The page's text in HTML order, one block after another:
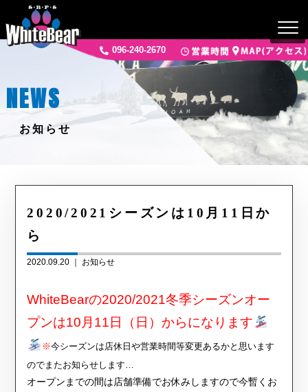
096-240-2670
NEWS
お知らせ
2020/2021シーズンは10月11日か
ら
2020.09.20 ｜ お知らせ
WhiteBearの2020/2021冬季シーズンオー
プンは10月11日（日）からになります
※今シーズンは店休日や営業時間等変更あるかと思います
のでまたお知らせします…
オープンまでの間は店舗準備でお休みしますので今暫くお